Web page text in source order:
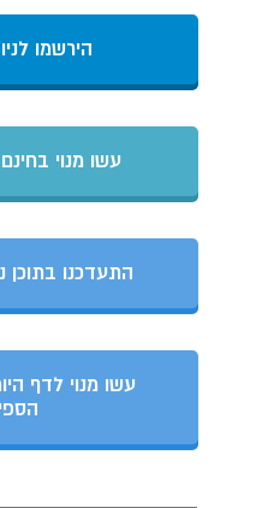
הירשמו
עשו מנוי
התעדכנו
עשו מנוי לדף